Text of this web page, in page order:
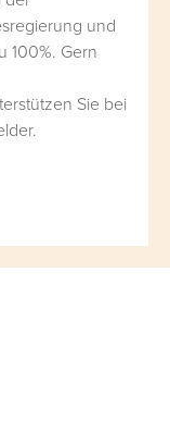
und
100%. Gern
Sie bei